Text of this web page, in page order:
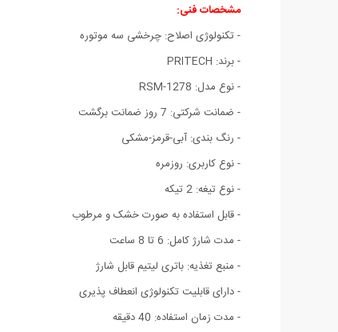
مشخصات فنی:
- تکنولوژی اصلاح: چرخشی سه موتوره
- برند: PRITECH
- نوع مدل: RSM-1278
- ضمانت شرکتی: 7 روز ضمانت برگشت
- رنگ بندی: آبی-قرمز-مشکی
- نوع کاربری: روزمره
- نوع تیغه: 2 تیکه
- قابل استفاده به صورت خشک و مرطوب
- مدت شارژ کامل: 6 تا 8 ساعت
- منبع تغذیه: باتری لیتیم قابل شارژ
- دارای قابلیت تکنولوژی انعطاف پذیری
- مدت زمان استفاده: 40 دقیقه